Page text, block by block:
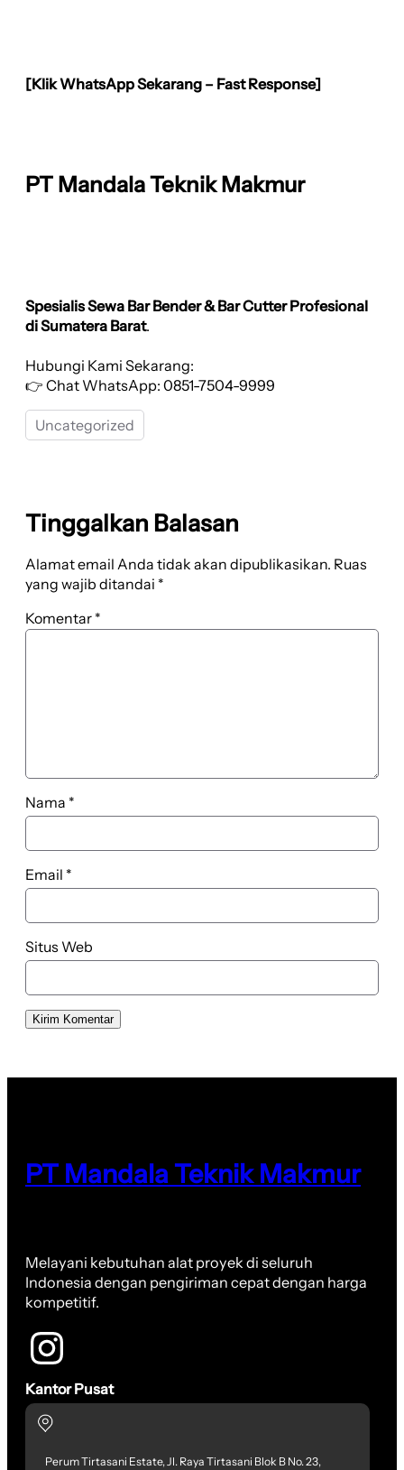
[Klik WhatsApp Sekarang – Fast Response]
PT Mandala Teknik Makmur
Spesialis Sewa Bar Bender & Bar Cutter Profesional
di Sumatera Barat.
Hubungi Kami Sekarang:
👉 Chat WhatsApp: 0851-7504-9999
Uncategorized
Tinggalkan Balasan
Alamat email Anda tidak akan dipublikasikan. Ruas
yang wajib ditandai *
Komentar *
Nama *
Email *
Situs Web
PT Mandala Teknik Makmur
Melayani kebutuhan alat proyek di seluruh
Indonesia dengan pengiriman cepat dengan harga
kompetitif.
Kantor Pusat
Perum Tirtasani Estate, Jl. Raya Tirtasani Blok B No. 23,